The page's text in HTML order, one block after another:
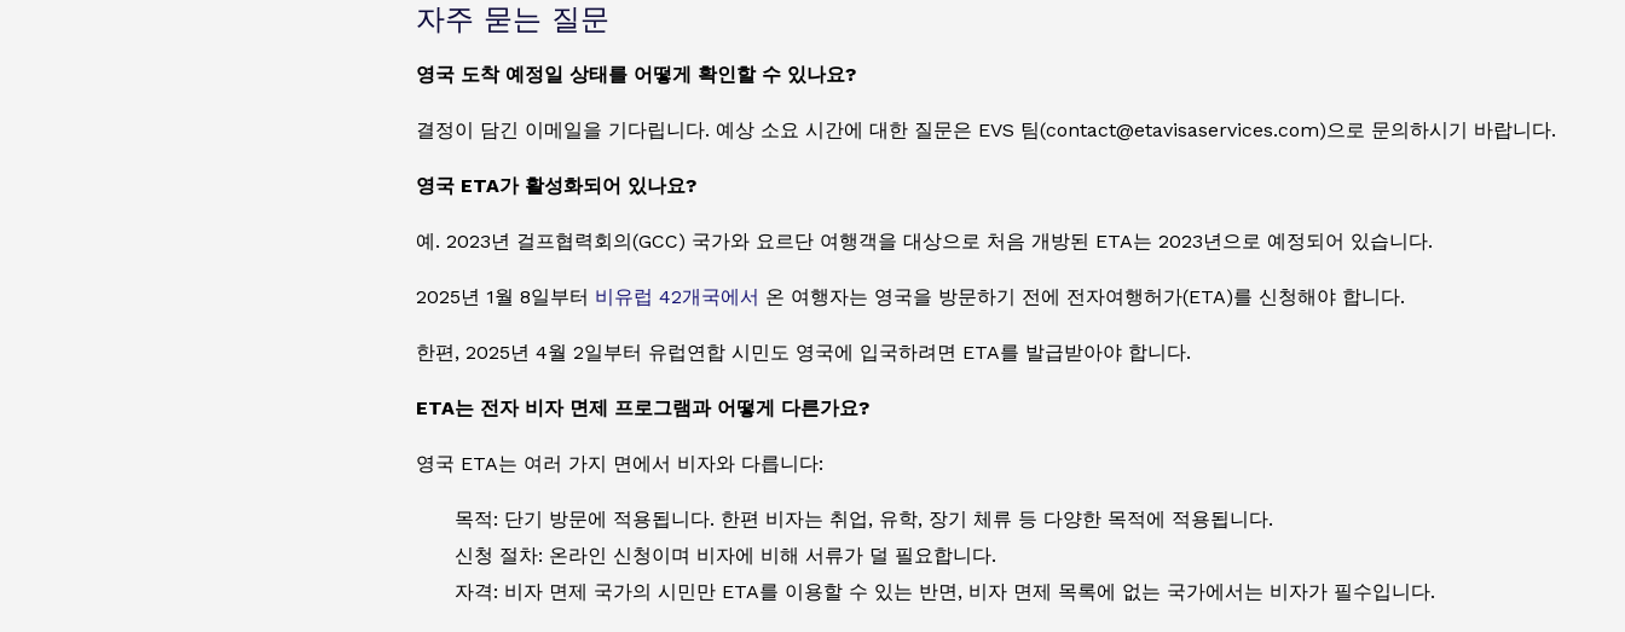
자주 묻는 질문
영국 도착 예정일 상태를 어떻게 확인할 수 있나요?
결정이 담긴 이메일을 기다립니다. 예상 소요 시간에 대한 질문은 EVS 팀(contact@etavisaservices.com)으로 문의하시기 바랍니다.
영국 ETA가 활성화되어 있나요?
예. 2023년 걸프협력회의(GCC) 국가와 요르단 여행객을 대상으로 처음 개방된 ETA는 2023년으로 예정되어 있습니다.
2025년 1월 8일부터 비유럽 42개국에서 온 여행자는 영국을 방문하기 전에 전자여행허가(ETA)를 신청해야 합니다.
한편, 2025년 4월 2일부터 유럽연합 시민도 영국에 입국하려면 ETA를 발급받아야 합니다.
ETA는 전자 비자 면제 프로그램과 어떻게 다른가요?
영국 ETA는 여러 가지 면에서 비자와 다릅니다:
목적: 단기 방문에 적용됩니다. 한편 비자는 취업, 유학, 장기 체류 등 다양한 목적에 적용됩니다.
신청 절차: 온라인 신청이며 비자에 비해 서류가 덜 필요합니다.
자격: 비자 면제 국가의 시민만 ETA를 이용할 수 있는 반면, 비자 면제 목록에 없는 국가에서는 비자가 필수입니다.